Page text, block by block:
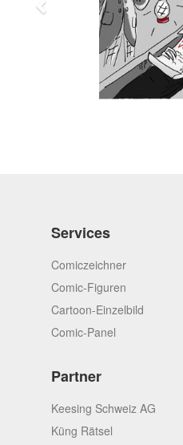
Services
Comiczeichner
Comic-Figuren
Cartoon-Einzelbild
Comic-Panel
Partner
Keesing Schweiz AG
Küng Rätsel